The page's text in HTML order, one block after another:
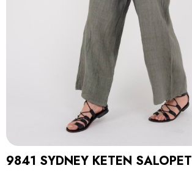
9841 SYDNEY KETEN SALOPET